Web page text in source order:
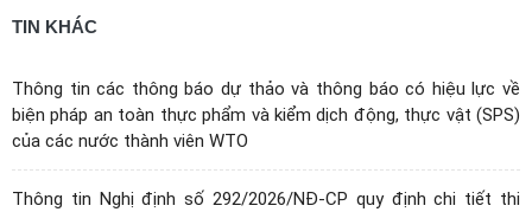
TIN KHÁC
Thông tin các thông báo dự thảo và thông báo có hiệu lực về
biện pháp an toàn thực phẩm và kiểm dịch động, thực vật (SPS)
của các nước thành viên WTO
Thông tin Nghị định số 292/2026/NĐ-CP quy định chi tiết thi